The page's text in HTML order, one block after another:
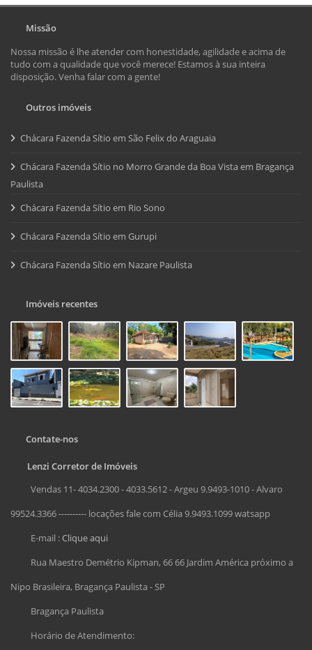
Missão
Nossa missão é lhe atender com honestidade, agilidade e acima de
tudo com a qualidade que você merece! Estamos à sua inteira
disposição. Venha falar com a gente!
Outros imóveis
Chácara Fazenda Sítio em São Felix do Araguaia
Chácara Fazenda Sítio no Morro Grande da Boa Vista em Bragança
Paulista
Chácara Fazenda Sítio em Rio Sono
Chácara Fazenda Sítio em Gurupi
Chácara Fazenda Sítio em Nazare Paulista
Imóveis recentes
Contate-nos
Lenzi Corretor de Imóveis
Vendas 11- 4034.2300 - 4033.5612 - Argeu 9.9493-1010 - Alvaro
99524.3366 ---------- locações fale com Célia 9.9493.1099 watsapp
E-mail :Clique aqui
Rua Maestro Demétrio Kipman, 66 66 Jardim América próximo a
Nipo Brasileira, Bragança Paulista - SP
Bragança Paulista
Horário de Atendimento: